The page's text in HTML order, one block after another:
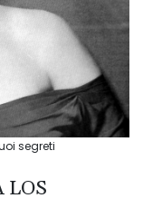
segreti
LOS